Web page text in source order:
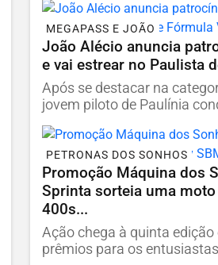
MEGAPASS E JOÃO
João Alécio anuncia
e vai estrear no Paulista
Após se destacar na
jovem piloto de Paulínia
PETRONAS DOS SONHOS
Promoção Máquina dos
Sprinta sorteia uma
400s...
Ação chega à quinta
prêmios para os